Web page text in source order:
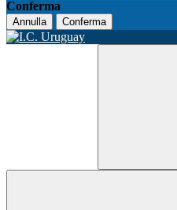
Conferma
Annulla Conferma